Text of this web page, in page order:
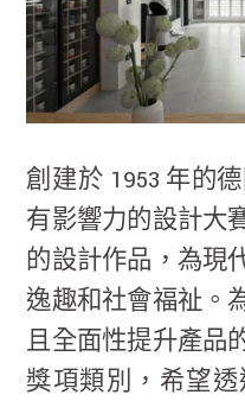
創建於 1953 年的
有影響力的設計大
的設計作品，為現
逸趣和社會福祉。
且全面性提升產品
獎項類別，希望